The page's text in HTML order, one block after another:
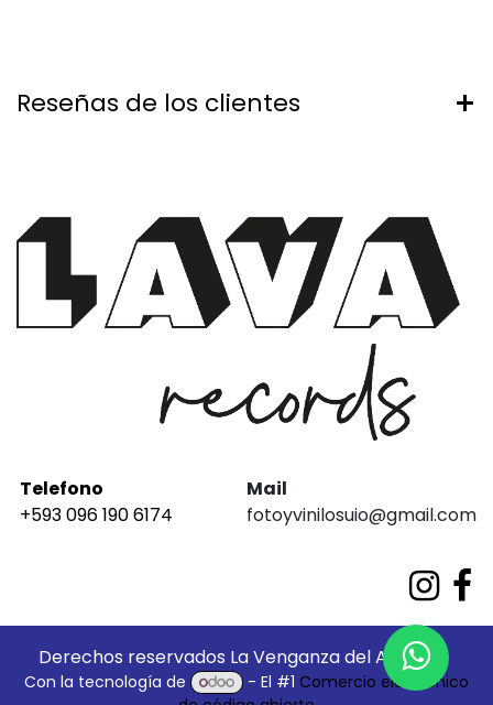
Reseñas de los clientes
Telefono
+593 096 190 6174
Mail
fotoyvinilosuio@gmail.com
Derechos reservados La Venganza del Análogo
Con la tecnología de - El #1Comercio electrónico